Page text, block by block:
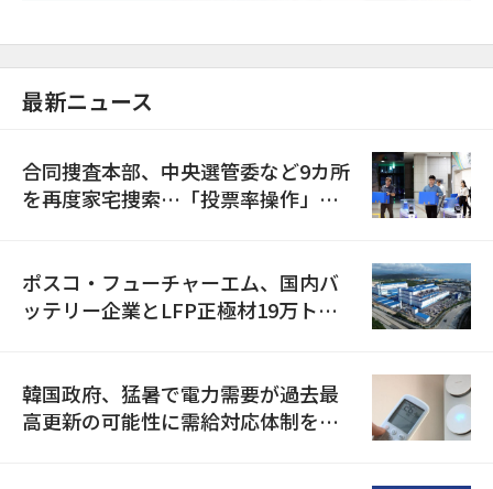
最新ニュース
合同捜査本部、中央選管委など9カ所
を再度家宅捜索…「投票率操作」の
ポスコ・フューチャーエム、国内バ
ッテリー企業とLFP正極材19万トン
韓国政府、猛暑で電力需要が過去最
高更新の可能性に需給対応体制を点